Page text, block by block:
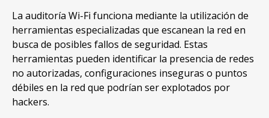
La auditoría Wi-Fi funciona mediante la utilización de
herramientas especializadas que escanean la red en
busca de posibles fallos de seguridad. Estas
herramientas pueden identificar la presencia de redes
no autorizadas, configuraciones inseguras o puntos
débiles en la red que podrían ser explotados por
hackers.